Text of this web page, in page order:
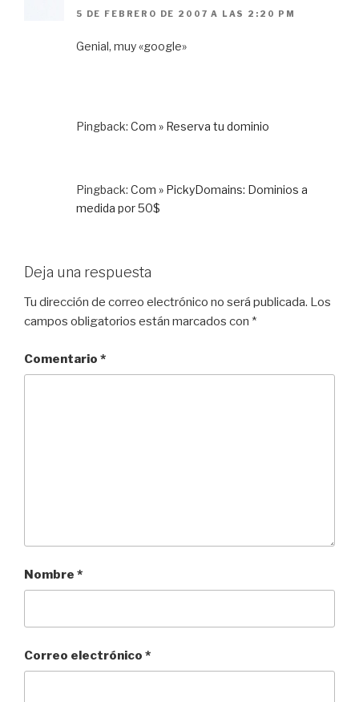
5 DE FEBRERO DE 2007 A LAS 2:20 PM
Genial, muy «google»
Pingback: Com » Reserva tu dominio
Pingback: Com » PickyDomains: Dominios a
medida por 50$
Deja una respuesta
Tu dirección de correo electrónico no será publicada. Los
campos obligatorios están marcados con *
Comentario *
Nombre *
Correo electrónico *